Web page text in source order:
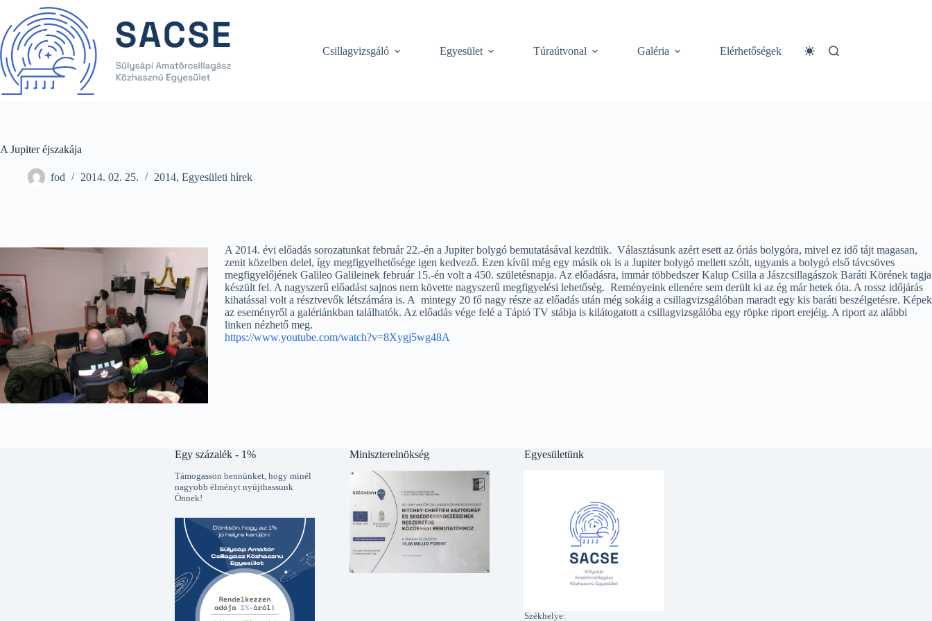
content
Csillagvizsgáló
Egyesület Túraútvonal Galéria Elérhetőségek
A Jupiter éjszakája
fod 2014. 02. 25. 2014, Egyesületi hírek
A 2014. évi előadás sorozatunkat február 22.-én a Jupiter bolygó bemutatásával kezdtük. Választásunk azért esett az óriás bolygóra, mivel ez idő tájt magasan,
zenit közelben delel, így megfigyelhetősége igen kedvező. Ezen kívül még egy másik ok is a Jupiter bolygó mellett szólt, ugyanis a bolygó első távcsöves
megfigyelőjének Galileo Galileinek február 15.-én volt a 450. születésnapja. Az előadásra, immár többedszer Kalup Csilla a Jászcsillagászok Baráti Körének tagja
készült fel. A nagyszerű előadást sajnos nem követte nagyszerű megfigyelési lehetőség. Reményeink ellenére sem derült ki az ég már hetek óta. A rossz időjárás
kihatással volt a résztvevők létszámára is. A mintegy 20 fő nagy része az előadás után még sokáig a csillagvizsgálóban maradt egy kis baráti beszélgetésre. Képek
az eseményről a galériánkban találhatók. Az előadás vége felé a Tápió TV stábja is kilátogatott a csillagvizsgálóba egy röpke riport erejéig. A riport az alábbi
linken nézhető meg.
https://www.youtube.com/watch?v=8Xygj5wg48A
Egy százalék - 1%
Támogasson bennünket, hogy minél
nagyobb élményt nyújthassunk
Önnek!
Miniszterelnökség Egyesületünk
Székhelye: